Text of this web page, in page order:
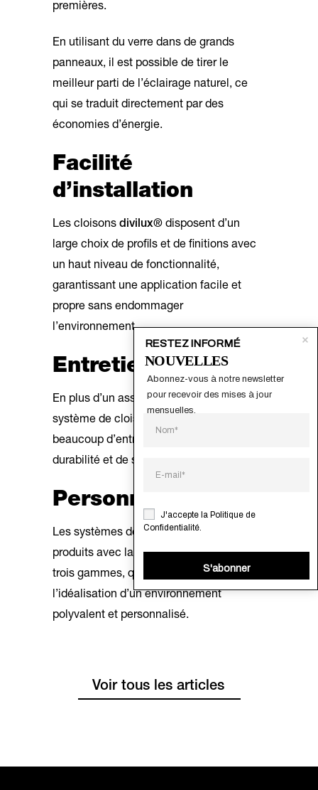
premières.
En utilisant du verre dans de grands
panneaux, il est possible de tirer le
meilleur parti de l’éclairage naturel, ce
qui se traduit directement par des
économies d’énergie.
Facilité
d’installation
Les cloisons divilux® disposent d’un
large choix de profils et de finitions avec
un haut niveau de fonctionnalité,
garantissant une application facile et
propre sans endommager
l’environnement.
Entretien minimal
En plus d’un assemblage pratique, le
système de cloisons ne nécessite pas
beaucoup d’entretien, en raison de sa
durabilité et de sa résistance.
Personnalisation
Les systèmes de cloisonsdivilux®
produits avec la dernière technologie en
trois gammes, qui s’ajoutent à
l’idéalisation d’un environnement
polyvalent et personnalisé.
Voir tous les articles
J'accepte la Politique de
Confidentialité.
S'abonner
RESTEZ INFORMÉ
Abonnez-vous à notre newsletter
pour recevoir des mises à jour
mensuelles.
NOUVELLES